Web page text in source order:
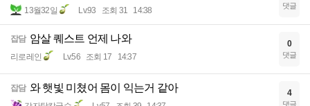
13월32일 Lv.93 조회 31 14:38 댓글
잡담 암살 퀘스트 언제 나와
리로레인 Lv.56 조회 17 14:37
0
댓글
잡담 와 햇빛 미쳤어 몸이 익는거 같아 4
댓글